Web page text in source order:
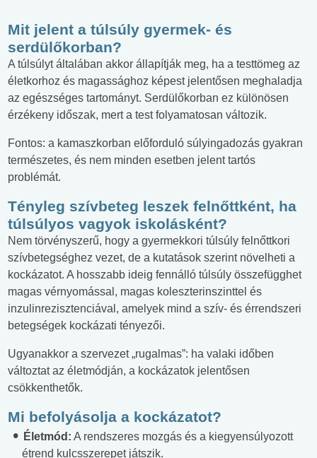
Mit jelent a túlsúly gyermek- és
serdülőkorban?
A túlsúlyt általában akkor állapítják meg, ha a testtömeg az
életkorhoz és magassághoz képest jelentősen meghaladja
az egészséges tartományt. Serdülőkorban ez különösen
érzékeny időszak, mert a test folyamatosan változik.
Fontos: a kamaszkorban előforduló súlyingadozás gyakran
természetes, és nem minden esetben jelent tartós
problémát.
Tényleg szívbeteg leszek felnőttként, ha
túlsúlyos vagyok iskolásként?
Nem törvényszerű, hogy a gyermekkori túlsúly felnőttkori
szívbetegséghez vezet, de a kutatások szerint növelheti a
kockázatot. A hosszabb ideig fennálló túlsúly összefügghet
magas vérnyomással, magas koleszterinszinttel és
inzulinrezisztenciával, amelyek mind a szív- és érrendszeri
betegségek kockázati tényezői.
Ugyanakkor a szervezet „rugalmas”: ha valaki időben
változtat az életmódján, a kockázatok jelentősen
csökkenthetők.
Mi befolyásolja a kockázatot?
Életmód: A rendszeres mozgás és a kiegyensúlyozott
étrend kulcsszerepet játszik.